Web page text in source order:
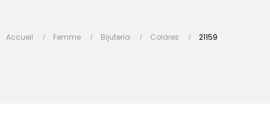
Accueil Femme Bijuteria Colares 21159